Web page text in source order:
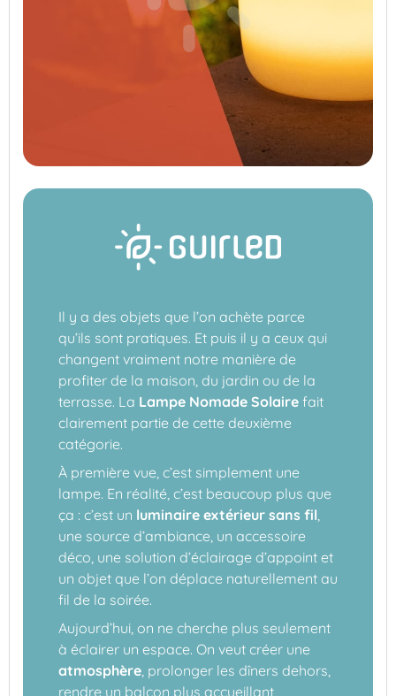
Il y a des objets que l’on achète parce
qu’ils sont pratiques. Et puis il y a ceux qui
changent vraiment notre manière de
profiter de la maison, du jardin ou de la
terrasse. La Lampe Nomade Solaire fait
clairement partie de cette deuxième
catégorie.
À première vue, c’est simplement une
lampe. En réalité, c’est beaucoup plus que
ça : c’est un luminaire extérieur sans fil
une source d’ambiance, un accessoire
déco, une solution d’éclairage d’appoint et
un objet que l’on déplace naturellement au
fil de la soirée.
Aujourd’hui, on ne cherche plus seulement
à éclairer un espace. On veut créer une
atmosphère , prolonger les dîners dehors,
rendre un balcon plus accueillant,